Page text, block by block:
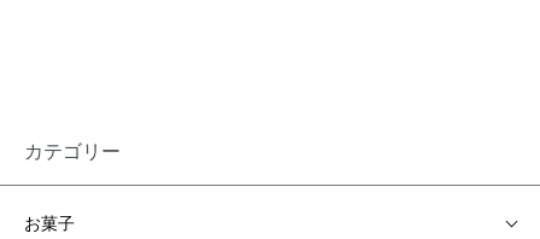
カテゴリー
お菓子